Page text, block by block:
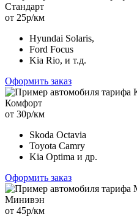
Стандарт
от 25р/км
Hyundai Solaris,
Ford Focus
Kia Rio, и т.д.
Оформить заказ
Комфорт
от 30р/км
Skoda Octavia
Toyota Camry
Kia Optima и др.
Оформить заказ
Минивэн
от 45р/км